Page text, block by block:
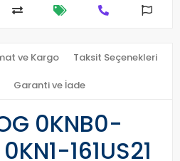
ve Kargo Taksit Seçenekleri
Garanti ve İade
0KNB0-
161US21